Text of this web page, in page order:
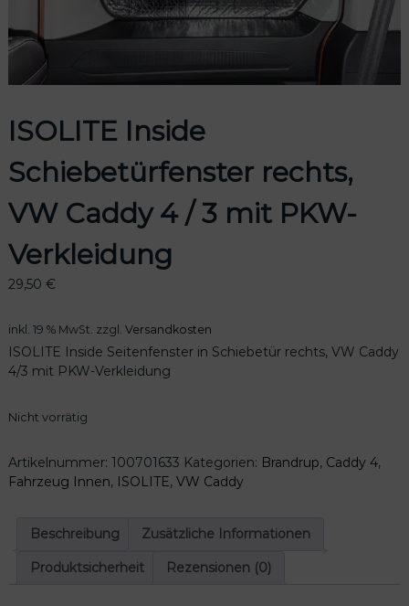
ISOLITE Inside
Schiebetürfenster rechts,
VW Caddy 4 / 3 mit PKW-
Verkleidung
29,50 €
inkl. 19 % MwSt. zzgl. Versandkosten
ISOLITE Inside Seitenfenster in Schiebetür rechts, VW Caddy
4/3 mit PKW-Verkleidung
Nicht vorrätig
Artikelnummer: 100701633 Kategorien: Brandrup, Caddy 4,
Fahrzeug Innen, ISOLITE, VW Caddy
Beschreibung Zusätzliche Informationen
Produktsicherheit Rezensionen (0)